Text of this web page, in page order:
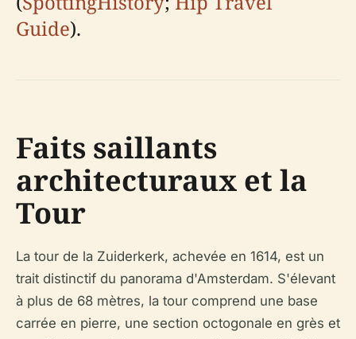
Guide).
Faits saillants
architecturaux et la
Tour
La tour de la Zuiderkerk, achevée en 1614, est un
trait distinctif du panorama d'Amsterdam. S'élevant
à plus de 68 mètres, la tour comprend une base
carrée en pierre, une section octogonale en grès et